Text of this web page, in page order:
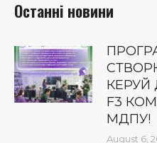
Останні новини
F3
МДПУ!
August 6,